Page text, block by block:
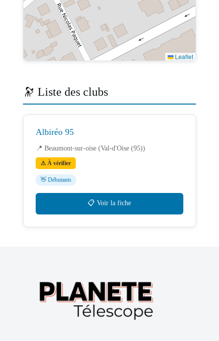
Leaflet
🔭 Liste des clubs
Albiréo 95
📍 Beaumont-sur-oise (Val-d'Oise (95))
⚠ À vérifier
👋 Débutants
📋 Voir la fiche